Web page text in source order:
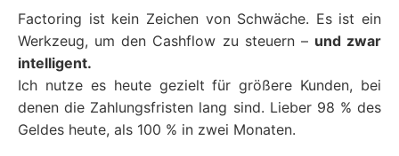
Factoring ist kein Zeichen von Schwäche. Es ist ein
Werkzeug, um den Cashflow zu steuern – und zwar
intelligent.
Ich nutze es heute gezielt für größere Kunden, bei
denen die Zahlungsfristen lang sind. Lieber 98 % des
Geldes heute, als 100 % in zwei Monaten.